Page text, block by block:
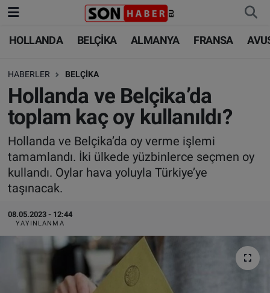
HOLLANDA BELÇİKA ALMANYA FRANSA
HABERLER BELÇİKA
Hollanda ve Belçika’da
toplam kaç oy kullanıldı?
Hollanda ve Belçika’da oy verme işlemi
tamamlandı. İki ülkede yüzbinlerce seçmen oy
kullandı. Oylar hava yoluyla Türkiye’ye
taşınacak.
08.05.2023 - 12:44
YAYINLANMA
HOLLANDA
BELÇİKA
ALMANYA
FRANSA
AVUSTURYA
HOLLANDA
BELÇİKA
ALMANYA
TÜRKİYE
DÜNYA
FOTO GALERİ
Nöbetçi Eczaneler
Hava Durumu
Trafik Durumu
Süper Lig Puan Durumu ve Fikstür
Tüm Manşetler